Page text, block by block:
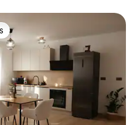
les plus aimés